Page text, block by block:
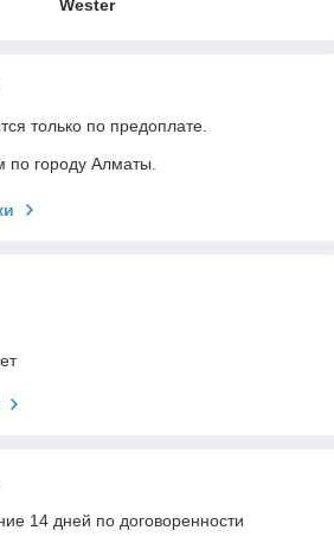
Wester
только по предоплате.
по городу Алматы.
14 дней по договоренности